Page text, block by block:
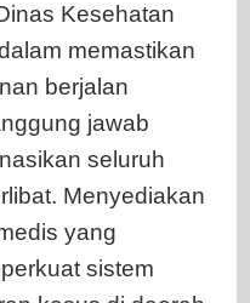
Kesehatan
memastikan
berjalan
jawab
seluruh
Menyediakan
yang
sistem